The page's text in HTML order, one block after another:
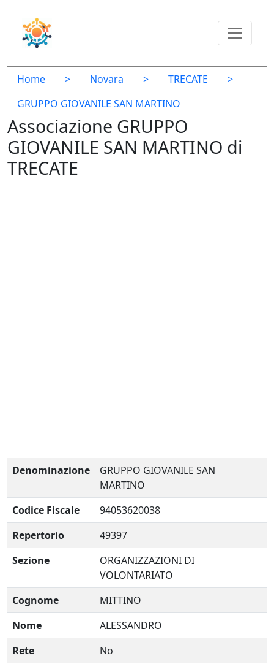
Home > Novara > TRECATE
>
GRUPPO GIOVANILE SAN MARTINO
Associazione GRUPPO
GIOVANILE SAN MARTINO di
TRECATE
Denominazione
GRUPPO GIOVANILE SAN
MARTINO
Codice Fiscale
94053620038
Repertorio
49397
Sezione
ORGANIZZAZIONI DI
VOLONTARIATO
Cognome
MITTINO
Nome
ALESSANDRO
Rete
No